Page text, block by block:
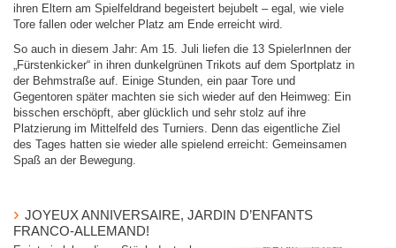
ihren Eltern am Spielfeldrand begeistert bejubelt – egal, wie viele
Tore fallen oder welcher Platz am Ende erreicht wird.
So auch in diesem Jahr: Am 15. Juli liefen die 13 SpielerInnen der
„Fürstenkicker“ in ihren dunkelgrünen Trikots auf dem Sportplatz in
der Behmstraße auf. Einige Stunden, ein paar Tore und
Gegentoren später machten sie sich wieder auf den Heimweg: Ein
bisschen erschöpft, aber glücklich und sehr stolz auf ihre
Platzierung im Mittelfeld des Turniers. Denn das eigentliche Ziel
des Tages hatten sie wieder alle spielend erreicht: Gemeinsamen
Spaß an der Bewegung.
JOYEUX ANNIVERSAIRE, JARDIN D’ENFANTS
FRANCO-ALLEMAND!